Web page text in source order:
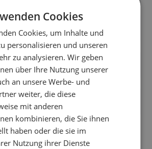
des Soundsystems
Subwoofer selbst in
Kabel im Mietpreis
Cookies
Cookies, um Inhalte und
personalisieren und unseren
zu analysieren. Wir geben
über Ihre Nutzung unserer
an unsere Werbe- und
weiter, die diese
mit anderen
kombinieren, die Sie ihnen
haben oder die sie im
Nutzung ihrer Dienste